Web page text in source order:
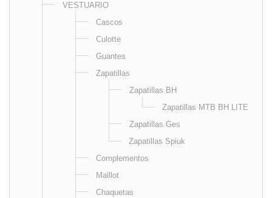
VESTUARIO
Cascos
Culotte
Guantes
Zapatillas
Zapatillas BH
Zapatillas MTB BH LITE
Zapatillas Ges
Zapatillas Spiuk
Complementos
Maillot
Chaquetas